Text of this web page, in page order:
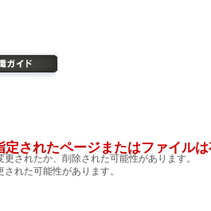
されたページまたはファイルは
されたか、削除された可能性があります。
れた可能性があります。